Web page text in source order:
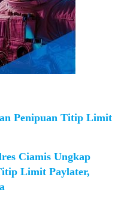
Penipuan Titip Limit
Ciamis Ungkap
Limit Paylater,